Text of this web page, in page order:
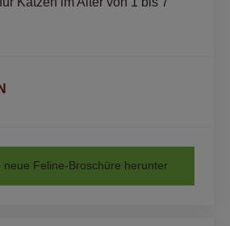
neue Feline-Broschüre herunter